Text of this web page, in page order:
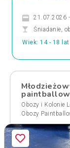
21.07.2026
Śniadanie,
Wiek: 14 - 18 lat
Obozy i Kolonie
Obozy